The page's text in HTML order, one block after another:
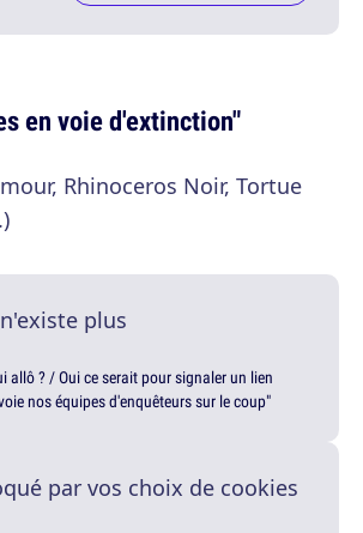
en voie d'extinction"
Rhinoceros Noir, Tortue
plus
allô ? / Oui ce serait pour signaler un lien
nos équipes d'enquêteurs sur le coup"
par vos choix de cookies